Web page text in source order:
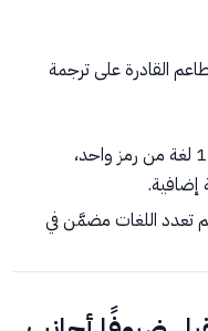
القادرة على ترجمة
حتى 16 لغة من رمز واحد،
إضافية.
تعدد اللغات مضمَّن في